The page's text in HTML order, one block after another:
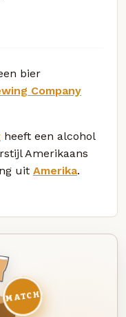
bier
Company
heeft een alcohol
Amerikaans
uit Amerika.
MATCH